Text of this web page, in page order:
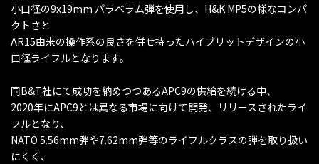
小口径の9x19mm パラベラム弾を使用し、H&K MP5の様なコンパ
クトさと
AR15由来の操作系の良さを併せ持ったハイブリットデザインの小
口径ライフルとなります。
同B&T社にて成功を納めつつあるAPC9の供給を続ける中、
2020年にAPC9とは異なる市場に向けて開発、リリースされたライ
フルとなり、
NATO 5.56mm弾や7.62mm弾等のライフルクラスの弾を取り扱い
にくく、